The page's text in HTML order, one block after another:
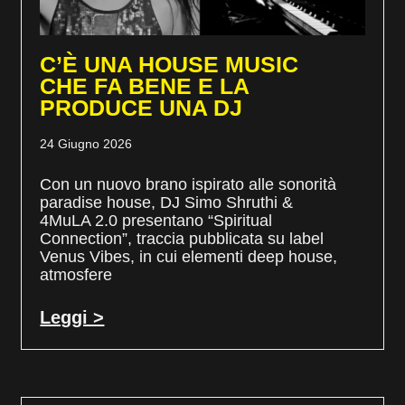
C’È UNA HOUSE MUSIC
CHE FA BENE E LA
PRODUCE UNA DJ
24 Giugno 2026
Con un nuovo brano ispirato alle sonorità
paradise house, DJ Simo Shruthi &
4MuLA 2.0 presentano “Spiritual
Connection”, traccia pubblicata su label
Venus Vibes, in cui elementi deep house,
atmosfere
Leggi >